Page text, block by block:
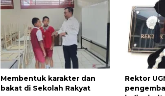
Membentuk karakter dan
bakat di Sekolah Rakyat
Rektor
Memberantas